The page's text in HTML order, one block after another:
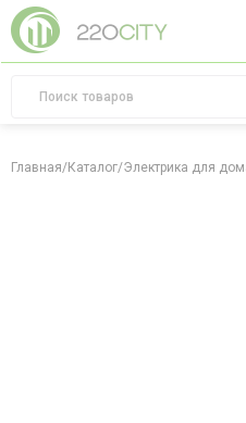
Главная/Каталог/Электрика для